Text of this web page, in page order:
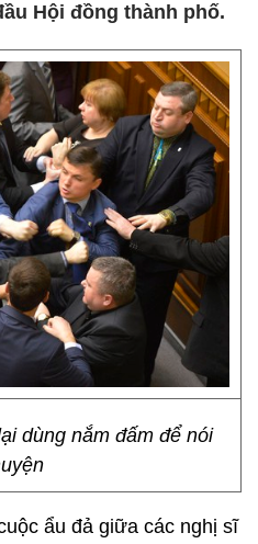
Hội đồng thành phố.
dùng nắm đấm để nói
ẩu đả giữa các nghị sĩ